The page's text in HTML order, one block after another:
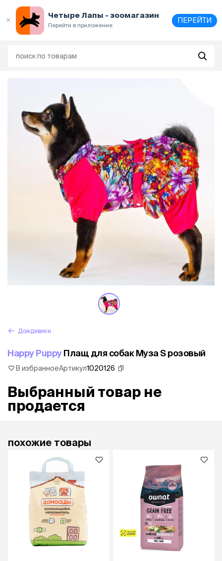
Четыре Лапы - зоомагазин
Перейти в приложение
ПЕРЕЙТИ
Дождевики
Happy PuppyПлащ для собак Муза S розовый
В избранноеАртикул1020126
Выбранный товар не
продается
похожие товары